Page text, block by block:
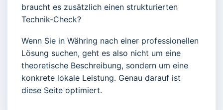
braucht es zusätzlich einen strukturierten
Technik-Check?
Wenn Sie in Währing nach einer professionellen
Lösung suchen, geht es also nicht um eine
theoretische Beschreibung, sondern um eine
konkrete lokale Leistung. Genau darauf ist
diese Seite optimiert.